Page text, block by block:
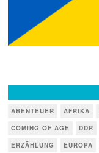
ABENTEUER AFRIKA
COMING OF AGE
DDR
ERZÄHLUNG
EUROPA